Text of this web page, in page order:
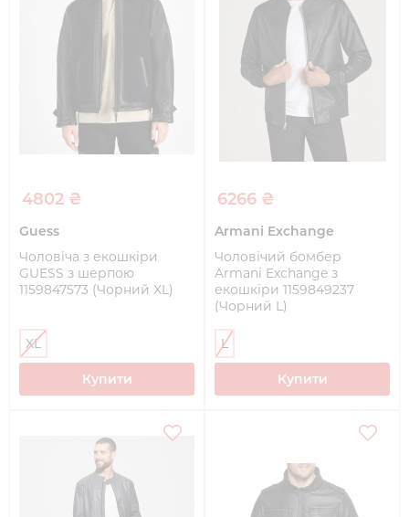
4802 ₴
Guess
Чоловіча з екошкіри
GUESS з шерпою
1159847573 (Чорний XL)
XL
Купити
6266 ₴
Armani Exchange
Чоловічий бомбер
Armani Exchange з
екошкіри 1159849237
(Чорний L)
L
Купити